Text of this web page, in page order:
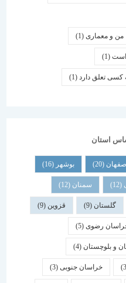
(1)
دارد(1)
(20) بوشهر
سمنان (12)
(9) قزوین
(5)
(4)
خراسان جنوبی(3)